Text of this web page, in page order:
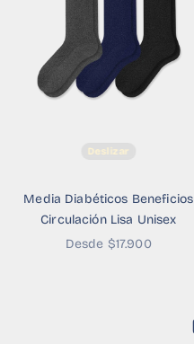
Deslizar
Media Diabéticos Beneficios
Circulación Lisa Unisex
Precio de oferta
Desde $17.900